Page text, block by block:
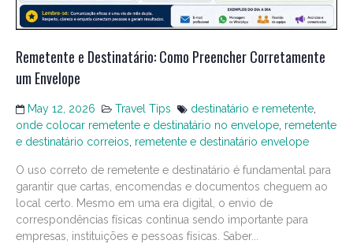
Remetente e Destinatário: Como Preencher Corretamente
um Envelope
May 12, 2026 Travel Tips destinatário e remetente,
onde colocar remetente e destinatário no envelope, remetente
e destinatário correios, remetente e destinatário envelope
O uso correto de remetente e destinatário é fundamental para
garantir que cartas, encomendas e documentos cheguem ao
local certo. Mesmo em uma era digital, o envio de
correspondências físicas continua sendo importante para
empresas, instituições e pessoas físicas. Saber...